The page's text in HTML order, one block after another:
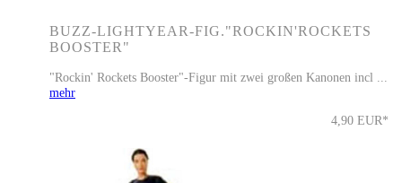
BUZZ-LIGHTYEAR-FIG."ROCKIN'ROCKETS
BOOSTER"
"Rockin' Rockets Booster"-Figur mit zwei großen Kanonen incl ...
mehr
4,90 EUR*